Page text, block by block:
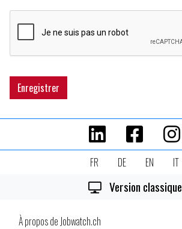
FR DE EN IT
Version classique
À propos de Jobwatch.ch